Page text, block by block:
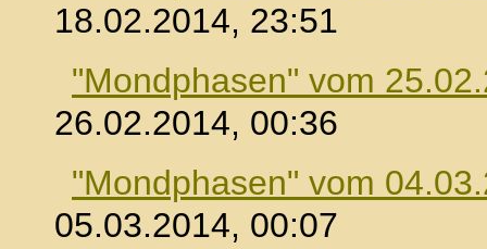
18.02.2014, 23:51
"Mondphasen" vom
26.02.2014, 00:36
"Mondphasen" vom
05.03.2014, 00:07